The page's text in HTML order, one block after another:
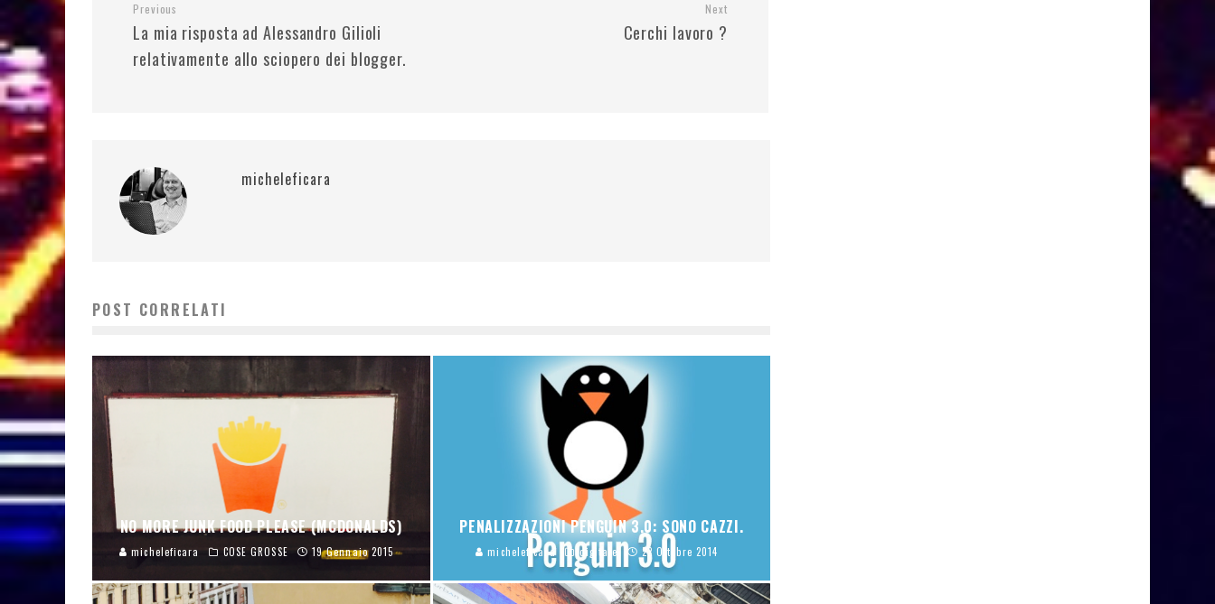
Previous
La mia risposta ad Alessandro Gilioli
relativamente allo sciopero dei blogger.
Next
Cerchi lavoro ?
micheleficara
POST CORRELATI
NO MORE JUNK FOOD PLEASE (MCDONALDS)
micheleficara COSE GROSSE 19 Gennaio 2015
PENALIZZAZIONI PENGUIN 3.0: SONO CAZZI.
micheleficara digitale 22 Ottobre 2014